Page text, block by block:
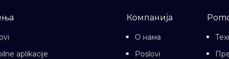
aplikacije
Компанија
О нама
Poslovi